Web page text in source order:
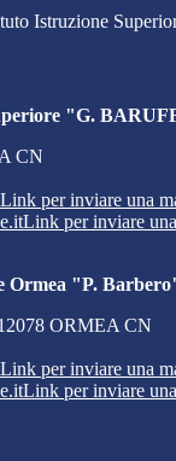
Istruzione
"G.
CN
Link per inviare una
Link per inviare
Ormea "P.
ORMEA CN
Link per inviare una
Link per inviare